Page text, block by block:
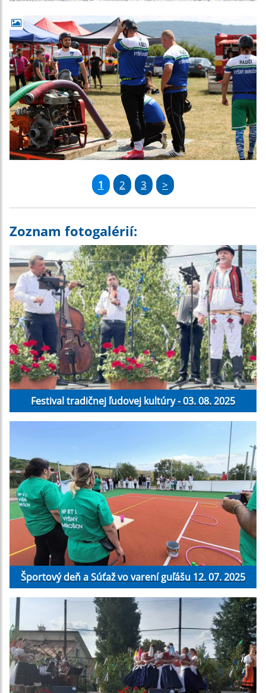
1 2 3 >
Zoznam fotogalérií:
Festival tradičnej ľudovej kultúry - 03. 08. 2025
Športový deň a Súťaž vo varení guľášu 12. 07. 2025